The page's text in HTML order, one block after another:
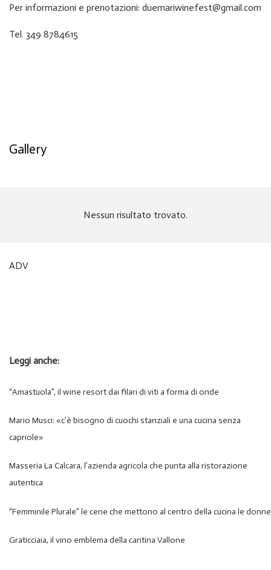
Per informazioni e prenotazioni: duemariwinefest@gmail.com
Tel. 349 8784615
Gallery
Nessun risultato trovato.
ADV
Leggi anche:
“Amastuola”, il wine resort dai filari di viti a forma di onde
Mario Musci: «c’è bisogno di cuochi stanziali e una cucina senza
capriole»
Masseria La Calcara, l’azienda agricola che punta alla ristorazione
autentica
“Femminile Plurale” le cene che mettono al centro della cucina le donne
Graticciaia, il vino emblema della cantina Vallone